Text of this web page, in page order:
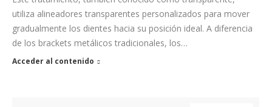
utiliza alineadores transparentes personalizados para mover
gradualmente los dientes hacia su posición ideal. A diferencia
de los brackets metálicos tradicionales, los…
Acceder al contenido